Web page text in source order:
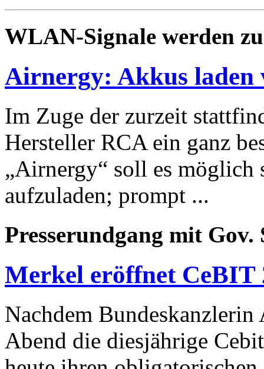
WLAN-Signale werden
Airnergy: Akkus
Im Zuge der zurzeit
Hersteller RCA ein ganz
„Airnergy“ soll es
aufzuladen; prompt ...
Presserundgang mit Gov.
Merkel eröffnet CeBIT
Nachdem
Abend die diesjährige